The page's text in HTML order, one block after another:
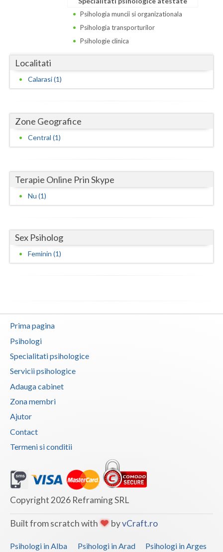
Gorj
Harghita
Ialomita
Iasi
Maramures
Mehedinti
Neamt
Olt
Satu-Mare
Sibiu
Teleorman
Timis
Valcea
Vrancea
Psihologia muncii si organizationala
Psihologia transporturilor
Psihologie clinica
Localitati
Calarasi (1)
Zone Geografice
Central (1)
Terapie Online Prin Skype
Nu (1)
Sex Psiholog
Feminin (1)
Prima pagina
Psihologi
Specialitati psihologice
Servicii psihologice
Adauga cabinet
Zona membri
Ajutor
Contact
Termeni si conditii
Copyright 2026 Reframing SRL
Built from scratch with byvCraft.ro
Psihologi in Alba Psihologi in Arad
Psihologi in Arges